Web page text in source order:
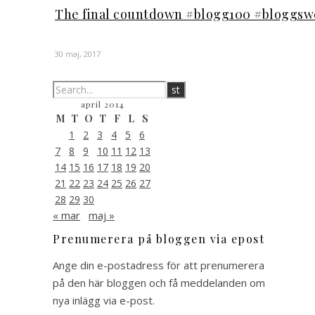
The final countdown #blogg100
30 maj, 2017
april 2014
M T O T F L
S
1
2 3 4 5
6
7
8 9 10 11 12 13
14 15 16 17 18 19 20
21 22 23 24 25 26 27
28 29 30
« mar maj »
Prenumerera på bloggen via epost
Ange din e-postadress för att prenumerera
på den här bloggen och få meddelanden om
nya inlägg via e-post.